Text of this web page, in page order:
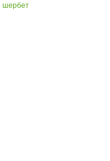
шербет